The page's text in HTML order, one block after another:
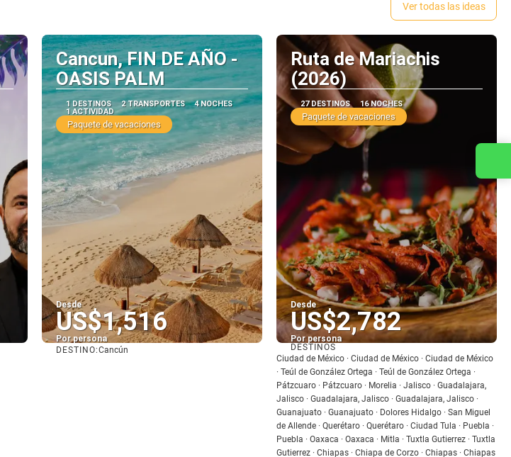
Ver todas las ideas
Cancun, FIN DE AÑO -
OASIS PALM
1 DESTINOS 2 TRANSPORTES
4 NOCHES
1 ACTIVIDAD
Paquete de vacaciones
Desde
US$1,516
Por persona
DESTINO:Cancún
Ruta de Mariachis
(2026)
27 DESTINOS 16 NOCHES
Paquete de vacaciones
Desde
US$2,782
Por persona
Ver
DESTINOS
Ciudad de México · Ciudad de México · Ciudad de México
· Teúl de González Ortega · Teúl de González Ortega ·
Pátzcuaro · Pátzcuaro · Morelia · Jalisco · Guadalajara,
Jalisco · Guadalajara, Jalisco · Guadalajara, Jalisco ·
Guanajuato · Guanajuato · Dolores Hidalgo · San Miguel
de Allende · Querétaro · Querétaro · Ciudad Tula · Puebla ·
Puebla · Oaxaca · Oaxaca · Mitla · Tuxtla Gutierrez · Tuxtla
Gutierrez · Chiapas · Chiapa de Corzo · Chiapas · Chiapas
Contacta con nosotros